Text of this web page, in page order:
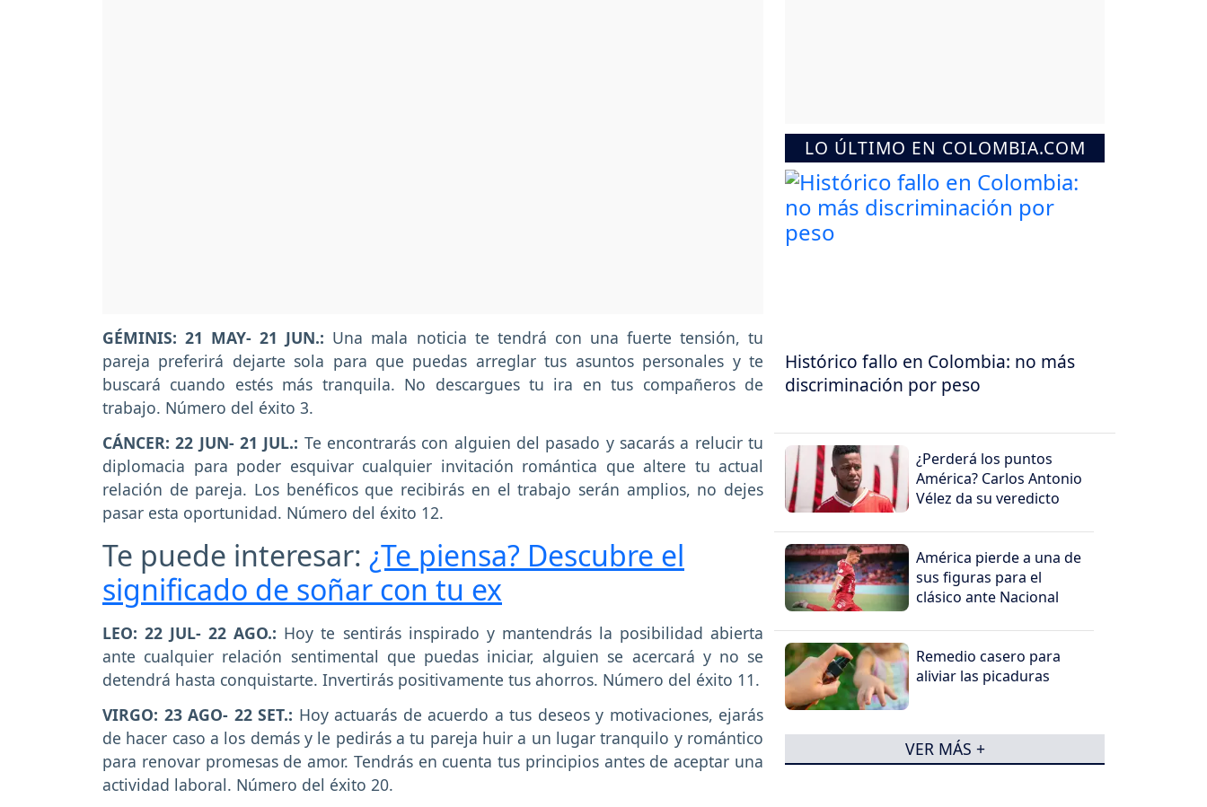
GÉMINIS: 21 MAY- 21 JUN.: Una mala noticia te tendrá con una fuerte tensión, tu
pareja preferirá dejarte sola para que puedas arreglar tus asuntos personales y te
buscará cuando estés más tranquila. No descargues tu ira en tus compañeros de
trabajo. Número del éxito 3.
CÁNCER: 22 JUN- 21 JUL.: Te encontrarás con alguien del pasado y sacarás a relucir tu
diplomacia para poder esquivar cualquier invitación romántica que altere tu actual
relación de pareja. Los benéficos que recibirás en el trabajo serán amplios, no dejes
pasar esta oportunidad. Número del éxito 12.
Te puede interesar: ¿Te piensa? Descubre el
significado de soñar con tu ex
LEO: 22 JUL- 22 AGO.: Hoy te sentirás inspirado y mantendrás la posibilidad abierta
ante cualquier relación sentimental que puedas iniciar, alguien se acercará y no se
detendrá hasta conquistarte. Invertirás positivamente tus ahorros. Número del éxito 11.
VIRGO: 23 AGO- 22 SET.: Hoy actuarás de acuerdo a tus deseos y motivaciones, ejarás
de hacer caso a los demás y le pedirás a tu pareja huir a un lugar tranquilo y romántico
para renovar promesas de amor. Tendrás en cuenta tus principios antes de aceptar una
actividad laboral. Número del éxito 20.
LO ÚLTIMO EN COLOMBIA.COM
Histórico fallo en Colombia: no más
discriminación por peso
¿Perderá los puntos
América? Carlos Antonio
Vélez da su veredicto
América pierde a una de
sus figuras para el
clásico ante Nacional
Remedio casero para
aliviar las picaduras
VER MÁS +